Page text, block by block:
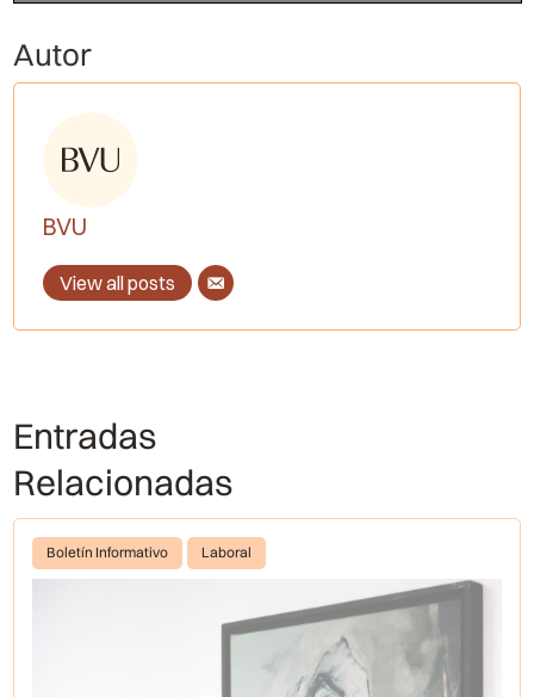
Autor
BVU
View all posts
Entradas
Relacionadas
Boletín Informativo Laboral